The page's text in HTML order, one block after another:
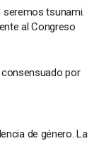
tsunami.
al Congreso
por
de género. La